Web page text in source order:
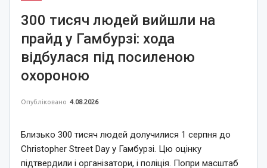
300 тисяч людей вийшли на
прайд у Гамбурзі: хода
відбулася під посиленою
охороною
Опубліковано 4.08.2026
Близько 300 тисяч людей долучилися 1 серпня до
Christopher Street Day у Гамбурзі. Цю оцінку
підтвердили і організатори, і поліція. Попри масштаб